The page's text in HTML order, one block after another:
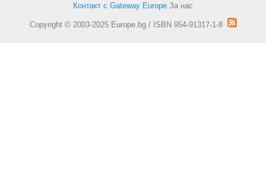
Контакт с Gateway Europe За нас
Copyright © 2003-2025 Europe.bg / ISBN 954-91317-1-8